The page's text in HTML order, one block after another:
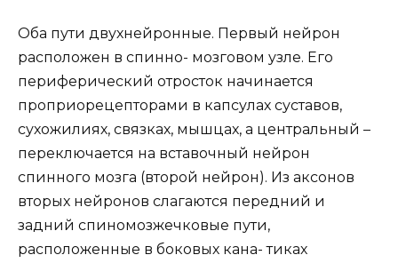
Оба пути двухнейронные. Первый нейрон
расположен в спинно- мозговом узле. Его
периферический отросток начинается
проприорецепторами в капсулах суставов,
сухожилиях, связках, мышцах, а центральный –
переключается на вставочный нейрон
спинного мозга (второй нейрон). Из аксонов
вторых нейронов слагаются передний и
задний спиномозжечковые пути,
расположенные в боковых кана- тиках